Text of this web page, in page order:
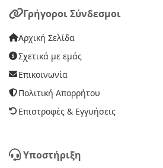
Γρήγοροι Σύνδεσμοι
Αρχική Σελίδα
Σχετικά με εμάς
Επικοινωνία
Πολιτική Απορρήτου
Επιστροφές & Εγγυήσεις
Υποστήριξη